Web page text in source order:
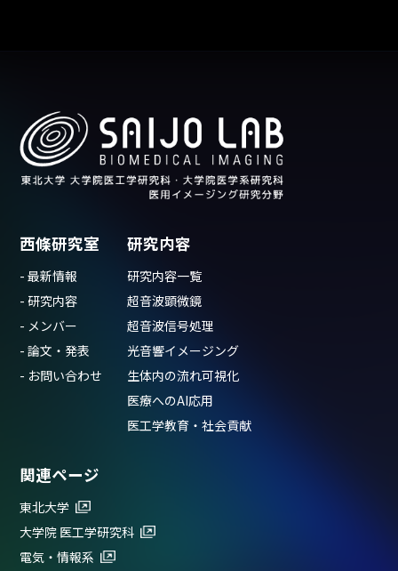
西條研究室
- 最新情報
- 研究内容
- メンバー
- 論文・発表
- お問い合わせ
研究内容
研究内容一覧
超音波顕微鏡
超音波信号処理
光音響イメージング
生体内の流れ可視化
医療へのAI応用
医工学教育・社会貢献
関連ページ
東北大学
大学院 医工学研究科
電気・情報系